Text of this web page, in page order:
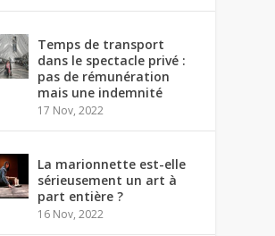
Temps de transport
dans le spectacle privé :
pas de rémunération
mais une indemnité
17 Nov, 2022
La marionnette est-elle
sérieusement un art à
part entière ?
16 Nov, 2022